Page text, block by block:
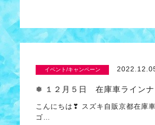
イベント/キャンペーン
❅ １２月５日 在庫車ライン
こんにちは❣ スズキ自販京都在庫
ゴ…